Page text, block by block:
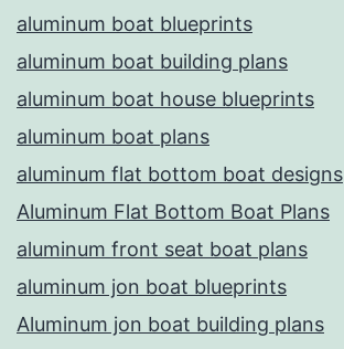
aluminum boat blueprints
aluminum boat building plans
aluminum boat house blueprints
aluminum boat plans
aluminum flat bottom boat designs
Aluminum Flat Bottom Boat Plans
aluminum front seat boat plans
aluminum jon boat blueprints
Aluminum jon boat building plans